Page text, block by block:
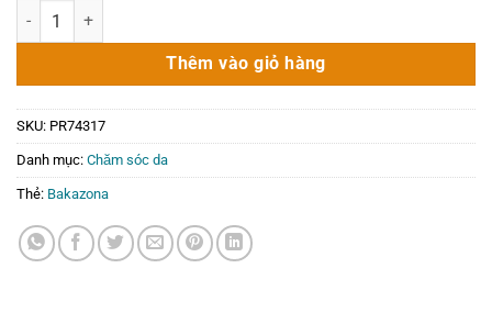
Kem Giời Leo Bakazona 10g số lượng
Thêm vào giỏ hàng
SKU: PR74317
Danh mục: Chăm sóc da
Thẻ: Bakazona